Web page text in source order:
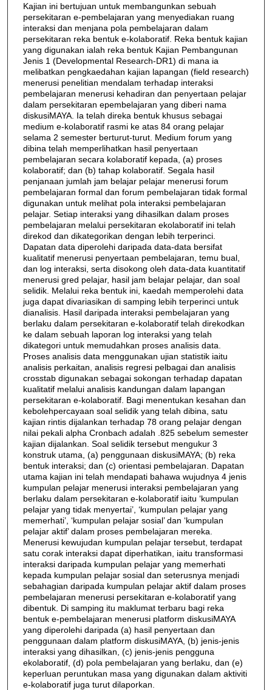
Kajian ini bertujuan untuk membangunkan sebuah
persekitaran e-pembelajaran yang menyediakan ruang
interaksi dan menjana pola pembelajaran dalam
persekitaran reka bentuk e-kolaboratif. Reka bentuk kajian
yang digunakan ialah reka bentuk Kajian Pembangunan
Jenis 1 (Developmental Research-DR1) di mana ia
melibatkan pengkaedahan kajian lapangan (field research)
menerusi penelitian mendalam terhadap interaksi
pembelajaran menerusi kehadiran dan penyertaan pelajar
dalam persekitaran epembelajaran yang diberi nama
diskusiMAYA. Ia telah direka bentuk khusus sebagai
medium e-kolaboratif rasmi ke atas 84 orang pelajar
selama 2 semester berturut-turut. Medium forum yang
dibina telah memperlihatkan hasil penyertaan
pembelajaran secara kolaboratif kepada, (a) proses
kolaboratif; dan (b) tahap kolaboratif. Segala hasil
penjanaan jumlah jam belajar pelajar menerusi forum
pembelajaran formal dan forum pembelajaran tidak formal
digunakan untuk melihat pola interaksi pembelajaran
pelajar. Setiap interaksi yang dihasilkan dalam proses
pembelajaran melalui persekitaran ekolaboratif ini telah
direkod dan dikategorikan dengan lebih terperinci.
Dapatan data diperolehi daripada data-data bersifat
kualitatif menerusi penyertaan pembelajaran, temu bual,
dan log interaksi, serta disokong oleh data-data kuantitatif
menerusi gred pelajar, hasil jam belajar pelajar, dan soal
selidik. Melalui reka bentuk ini, kaedah memperolehi data
juga dapat divariasikan di samping lebih terperinci untuk
dianalisis. Hasil daripada interaksi pembelajaran yang
berlaku dalam persekitaran e-kolaboratif telah direkodkan
ke dalam sebuah laporan log interaksi yang telah
dikategori untuk memudahkan proses analisis data.
Proses analisis data menggunakan ujian statistik iaitu
analisis perkaitan, analisis regresi pelbagai dan analisis
crosstab digunakan sebagai sokongan terhadap dapatan
kualitatif melalui analisis kandungan dalam lapangan
persekitaran e-kolaboratif. Bagi menentukan kesahan dan
kebolehpercayaan soal selidik yang telah dibina, satu
kajian rintis dijalankan terhadap 78 orang pelajar dengan
nilai pekali alpha Cronbach adalah .825 sebelum semester
kajian dijalankan. Soal selidik tersebut mengukur 3
konstruk utama, (a) penggunaan diskusiMAYA; (b) reka
bentuk interaksi; dan (c) orientasi pembelajaran. Dapatan
utama kajian ini telah mendapati bahawa wujudnya 4 jenis
kumpulan pelajar menerusi interaksi pembelajaran yang
berlaku dalam persekitaran e-kolaboratif iaitu ‘kumpulan
pelajar yang tidak menyertai’, ‘kumpulan pelajar yang
memerhati’, ‘kumpulan pelajar sosial’ dan ‘kumpulan
pelajar aktif’ dalam proses pembelajaran mereka.
Menerusi kewujudan kumpulan pelajar tersebut, terdapat
satu corak interaksi dapat diperhatikan, iaitu transformasi
interaksi daripada kumpulan pelajar yang memerhati
kepada kumpulan pelajar sosial dan seterusnya menjadi
sebahagian daripada kumpulan pelajar aktif dalam proses
pembelajaran menerusi persekitaran e-kolaboratif yang
dibentuk. Di samping itu maklumat terbaru bagi reka
bentuk e-pembelajaran menerusi platform diskusiMAYA
yang diperolehi daripada (a) hasil penyertaan dan
penggunaan dalam platform diskusiMAYA, (b) jenis-jenis
interaksi yang dihasilkan, (c) jenis-jenis pengguna
ekolaboratif, (d) pola pembelajaran yang berlaku, dan (e)
keperluan peruntukan masa yang digunakan dalam aktiviti
e-kolaboratif juga turut dilaporkan.